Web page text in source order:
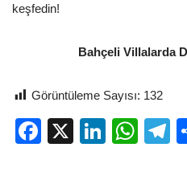
keşfedin!
Bahçeli Villalarda
Görüntüleme Sayısı: 132
F
X
Li
W
T